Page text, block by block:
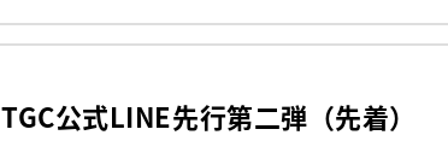
TGC公式LINE先行第二弾（先着）